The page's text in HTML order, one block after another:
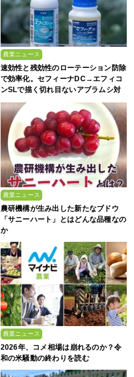
農業ニュース
速効性と残効性のローテーション防除
で効率化。セフィーナDC→エフィコ
ンSLで描く切れ目ないアブラムシ対
策
農業ニュース
農研機構が生み出した新たなブドウ
「サニーハート」とはどんな品種なの
か
農業ニュース
2026年、コメ相場は崩れるのか？令
和の米騒動の終わりを読む